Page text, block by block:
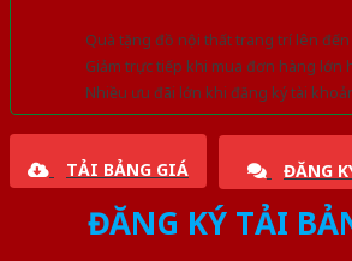
Quà tặng đồ nội thất trang trí lên đến
Giảm trực tiếp khi mua đơn hàng lớn
Nhiều ưu đãi lớn khi đăng ký tài
TẢI BẢNG GIÁ ĐĂNG
ĐĂNG KÝ TẢI